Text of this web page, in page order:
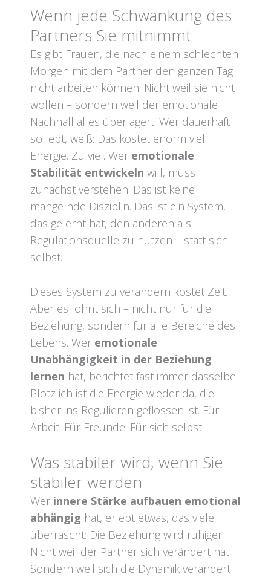
Wenn jede Schwankung des
Partners Sie mitnimmt
Es gibt Frauen, die nach einem schlechten
Morgen mit dem Partner den ganzen Tag
nicht arbeiten können. Nicht weil sie nicht
wollen – sondern weil der emotionale
Nachhall alles überlagert. Wer dauerhaft
so lebt, weiß: Das kostet enorm viel
Energie. Zu viel. Wer emotionale
Stabilität entwickeln will, muss
zunächst verstehen: Das ist keine
mangelnde Disziplin. Das ist ein System,
das gelernt hat, den anderen als
Regulationsquelle zu nutzen – statt sich
selbst.
Dieses System zu verändern kostet Zeit.
Aber es lohnt sich – nicht nur für die
Beziehung, sondern für alle Bereiche des
Lebens. Wer emotionale
Unabhängigkeit in der Beziehung
lernen hat, berichtet fast immer dasselbe:
Plötzlich ist die Energie wieder da, die
bisher ins Regulieren geflossen ist. Für
Arbeit. Für Freunde. Für sich selbst.
Was stabiler wird, wenn Sie
stabiler werden
Wer innere Stärke aufbauen emotional
abhängig hat, erlebt etwas, das viele
überrascht: Die Beziehung wird ruhiger.
Nicht weil der Partner sich verändert hat.
Sondern weil sich die Dynamik verändert